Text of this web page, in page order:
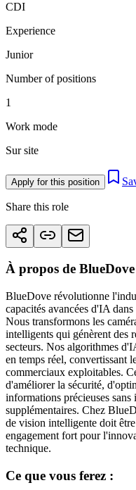
CDI
Experience
Junior
Number of positions
1
Work mode
Sur site
Apply for this position
Share this role
À propos de
BlueDove révolutionne
capacités avancées d'IA
Nous transformons les
intelligents qui génèrent des
secteurs. Nos algorithmes
en temps réel, convertissant
commerciaux exploitables.
d'améliorer la sécurité,
informations précieuses sans
supplémentaires. Chez
de vision intelligente doit
engagement fort pour
technique.
Ce que vous ferez :